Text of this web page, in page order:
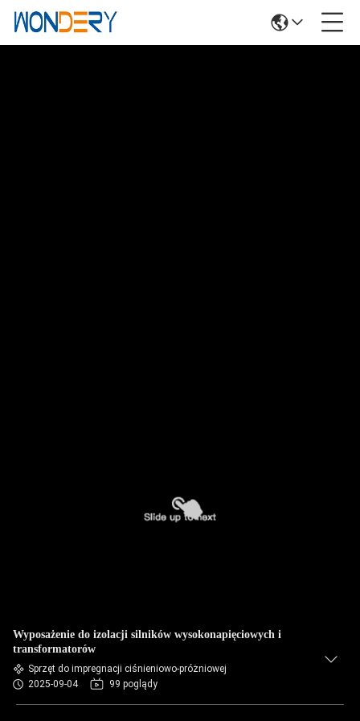
Wyposażenie do izolacji silników wysokonapięciowych i
transformatorów
Sprzęt do impregnacji ciśnieniowo-próżniowej
2025-09-04
99 poglądy